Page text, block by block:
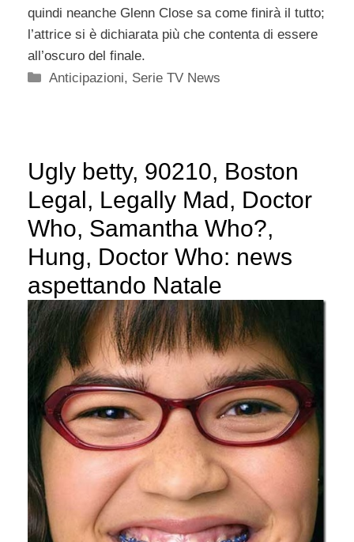
quindi neanche Glenn Close sa come finirà il tutto;
l’attrice si è dichiarata più che contenta di essere
all’oscuro del finale.
Categorie
Anticipazioni, Serie TV News
Ugly betty, 90210, Boston
Legal, Legally Mad, Doctor
Who, Samantha Who?,
Hung, Doctor Who: news
aspettando Natale